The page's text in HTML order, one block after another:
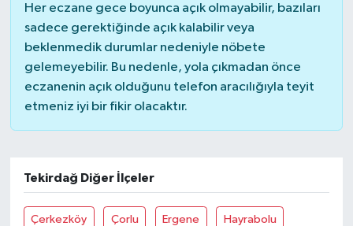
Her eczane gece boyunca açık olmayabilir, bazıları
sadece gerektiğinde açık kalabilir veya
beklenmedik durumlar nedeniyle nöbete
gelemeyebilir. Bu nedenle, yola çıkmadan önce
eczanenin açık olduğunu telefon aracılığıyla teyit
etmeniz iyi bir fikir olacaktır.
Tekirdağ Diğer İlçeler
Çerkezköy Çorlu Ergene Hayrabolu